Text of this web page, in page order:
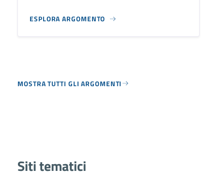
ESPLORA ARGOMENTO
MOSTRA TUTTI GLI ARGOMENTI
Siti tematici